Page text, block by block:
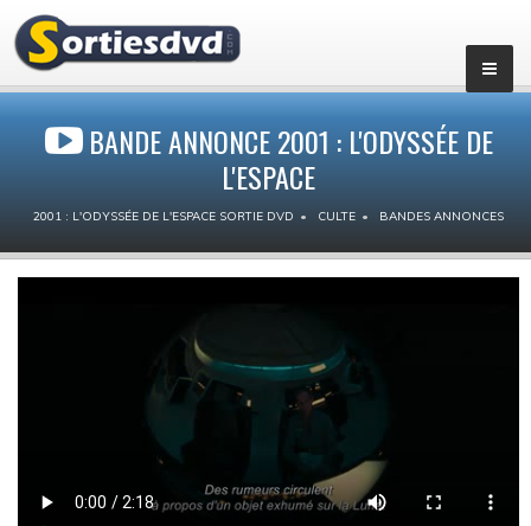
BANDE ANNONCE 2001 : L'ODYSSÉE DE
L'ESPACE
2001 : L'ODYSSÉE DE L'ESPACE SORTIE DVD CULTE BANDES ANNONCES